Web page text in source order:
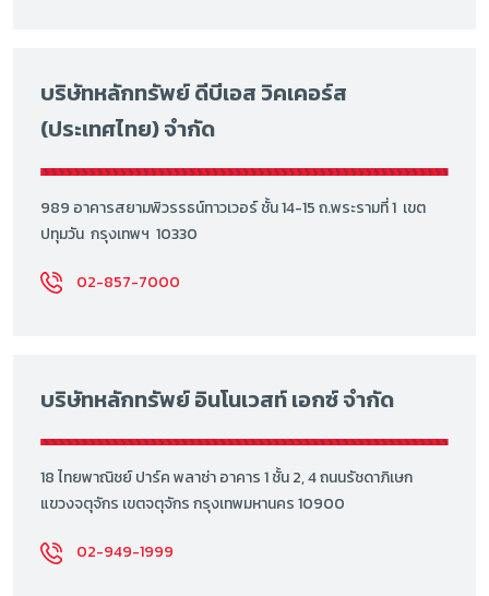
บริษัทหลักทรัพย์ ดีบีเอส วิคเคอร์ส
(ประเทศไทย) จำกัด
989 อาคารสยามพิวรรธน์ทาวเวอร์ ชั้น 14-15 ถ.พระรามที่ 1 เขต
ปทุมวัน กรุงเทพฯ 10330
02-857-7000
บริษัทหลักทรัพย์ อินโนเวสท์ เอกซ์ จำกัด
18 ไทยพาณิชย์ ปาร์ค พลาซ่า อาคาร 1 ชั้น 2, 4 ถนนรัชดาภิเษก
แขวงจตุจักร เขตจตุจักร กรุงเทพมหานคร 10900
02-949-1999